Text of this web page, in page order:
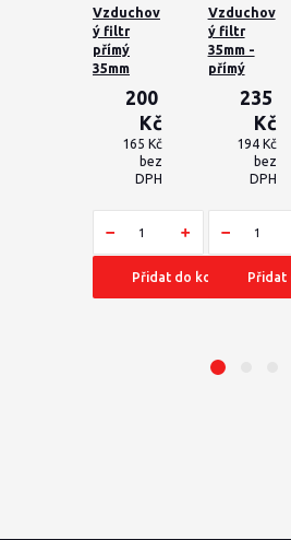
Vzduchov
ý filtr
přímý
35mm
200
Kč
165 Kč
bez
DPH
Přidat do košíku
Vzduchov
ý filtr
35mm -
přímý
235
Kč
194 Kč
bez
DPH
Přidat